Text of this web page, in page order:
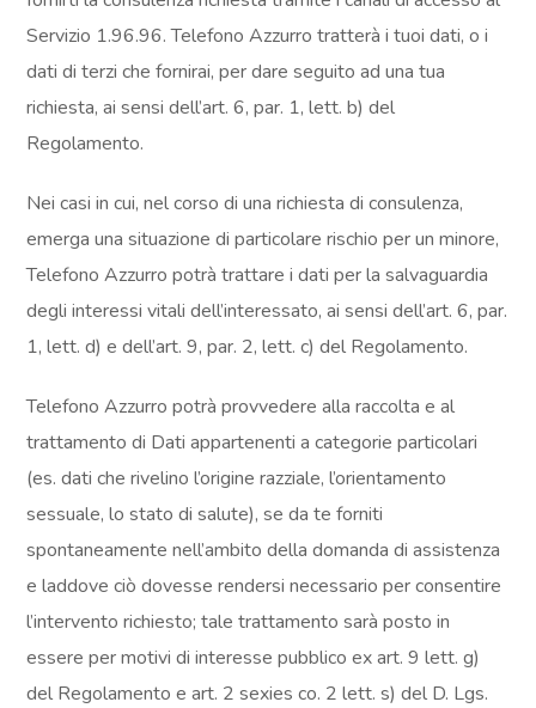
Servizio 1.96.96. Telefono Azzurro tratterà i tuoi dati, o i
dati di terzi che fornirai, per dare seguito ad una tua
richiesta, ai sensi dell’art. 6, par. 1, lett. b) del
Regolamento.
Nei casi in cui, nel corso di una richiesta di consulenza,
emerga una situazione di particolare rischio per un minore,
Telefono Azzurro potrà trattare i dati per la salvaguardia
degli interessi vitali dell’interessato, ai sensi dell’art. 6, par.
1, lett. d) e dell’art. 9, par. 2, lett. c) del Regolamento.
Telefono Azzurro potrà provvedere alla raccolta e al
trattamento di Dati appartenenti a categorie particolari
(es. dati che rivelino l’origine razziale, l’orientamento
sessuale, lo stato di salute), se da te forniti
spontaneamente nell’ambito della domanda di assistenza
e laddove ciò dovesse rendersi necessario per consentire
l’intervento richiesto; tale trattamento sarà posto in
essere per motivi di interesse pubblico ex art. 9 lett. g)
del Regolamento e art. 2 sexies co. 2 lett. s) del D. Lgs.